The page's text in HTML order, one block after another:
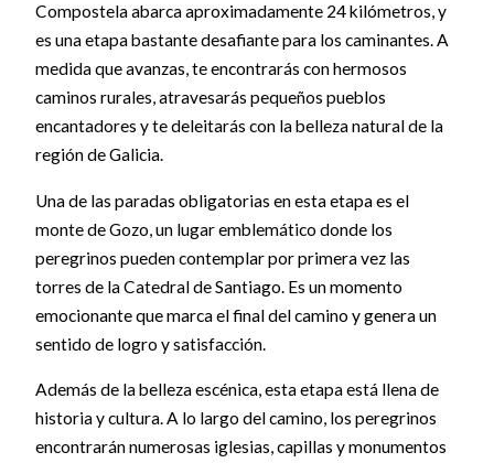
Compostela abarca aproximadamente 24 kilómetros, y
es una etapa bastante desafiante para los caminantes. A
medida que avanzas, te encontrarás con hermosos
caminos rurales, atravesarás pequeños pueblos
encantadores y te deleitarás con la belleza natural de la
región de Galicia.
Una de las paradas obligatorias en esta etapa es el
monte de Gozo, un lugar emblemático donde los
peregrinos pueden contemplar por primera vez las
torres de la Catedral de Santiago. Es un momento
emocionante que marca el final del camino y genera un
sentido de logro y satisfacción.
Además de la belleza escénica, esta etapa está llena de
historia y cultura. A lo largo del camino, los peregrinos
encontrarán numerosas iglesias, capillas y monumentos